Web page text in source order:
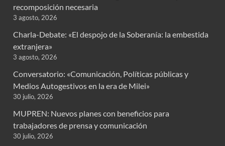
recomposición necesaria
3 agosto, 2026
Charla-Debate: «El despojo de la Soberanía: la embestida
extranjera»
3 agosto, 2026
Conversatorio: «Comunicación, Políticas públicas y
Medios Autogestivos en la era de Milei»
30 julio, 2026
MUPREN: Nuevos planes con beneficios para
trabajadores de prensa y comunicación
30 julio, 2026